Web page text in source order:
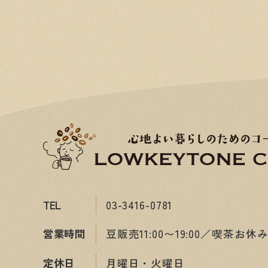
TEL
03-3416-0781
営業時間
豆販売11:00〜19:00／喫茶お休
定休日
月曜日・火曜日